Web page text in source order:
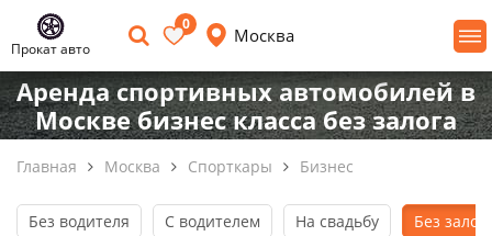
Прокат авто
0
Москва
Аренда спортивных автомобилей в
Москве бизнес класса без залога
Главная Москва Спорткары Бизнес
Без водителя С водителем На свадьбу Без